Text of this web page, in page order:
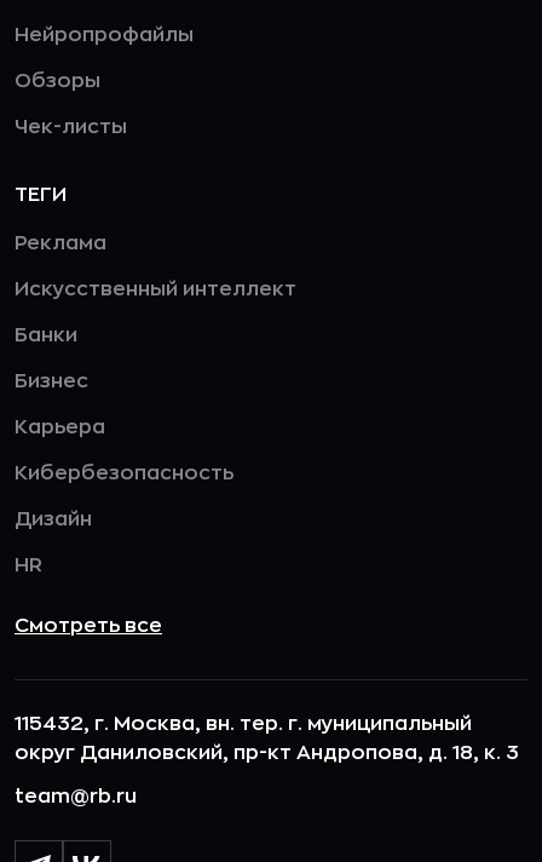
Нейропрофайлы
Обзоры
Чек-листы
ТЕГИ
Реклама
Искусственный интеллект
Банки
Бизнес
Карьера
Кибербезопасность
Дизайн
HR
Смотреть все
115432, г. Москва, вн. тер. г. муниципальный
округ Даниловский, пр-кт Андропова, д. 18, к. 3
team@rb.ru